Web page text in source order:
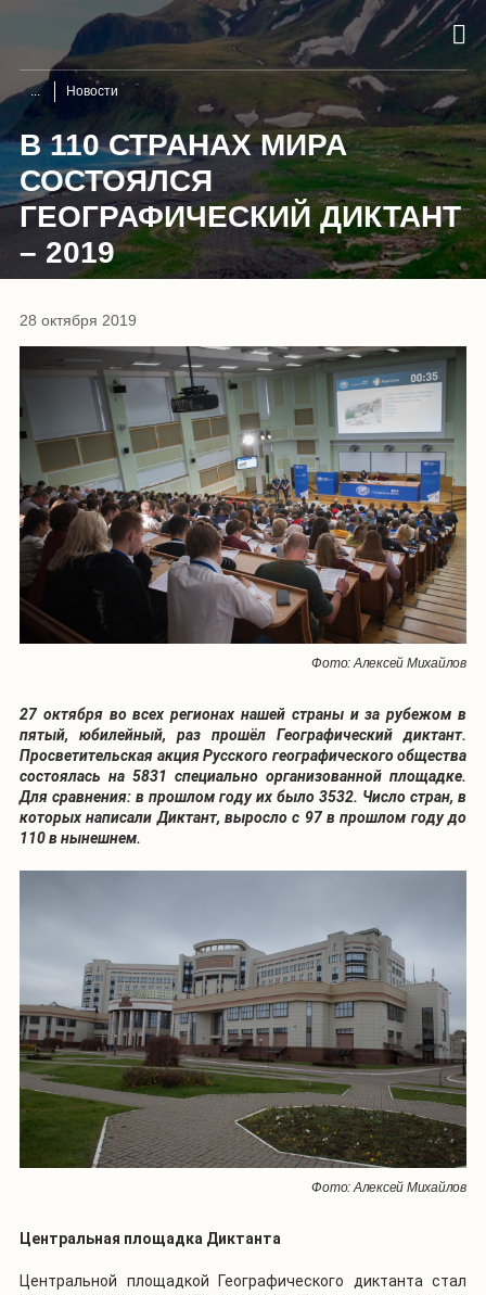
Новости
В 110 СТРАНАХ МИРА
СОСТОЯЛСЯ
ГЕОГРАФИЧЕСКИЙ ДИКТАНТ
– 2019
28 октября 2019
Фото: Алексей Михайлов
27 октября во всех регионах нашей страны и за рубежом в
пятый, юбилейный, раз прошёл Географический диктант.
Просветительская акция Русского географического общества
состоялась на 5831 специально организованной площадке.
Для сравнения: в прошлом году их было 3532. Число стран, в
которых написали Диктант, выросло с 97 в прошлом году до
110 в нынешнем.
Фото: Алексей Михайлов
Центральная площадка Диктанта
Центральной площадкой Географического диктанта стал